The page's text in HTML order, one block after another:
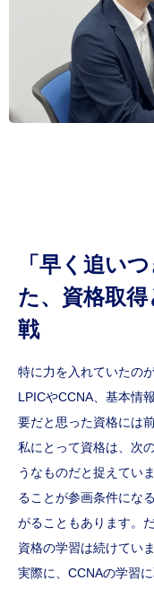
「早く追い
た、資格取
戦
特に力を入れていたの
LPICやCCNA、基本情
要だと思った資格には
私にとって資格は、次
うなものだと捉えてい
ることが参画条件にな
がることもあります。
資格の学習は続けていま
実際に、CCNAの学習